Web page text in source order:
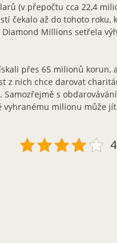
(v přepočtu cca 22,4
čekalo až do tohoto roku,
Millions setřela
přes 65 milionů korun,
z nich chce darovat
s
vyhranému milionu může